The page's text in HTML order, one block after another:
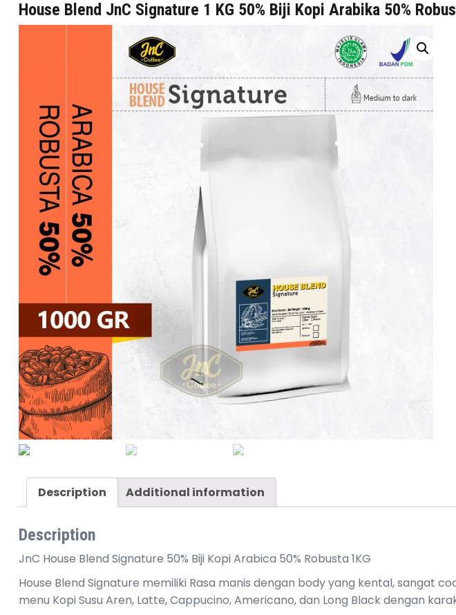
SkipHouse Blend JnC Signature 1 KG 50% Biji Kopi Arabika 50%
Description Additional information
Description
JnC House Blend Signature 50% Biji Kopi Arabica 50% Robusta 1KG
House Blend Signature memiliki Rasa manis dengan body yang kental, sangat
menu Kopi Susu Aren, Latte, Cappucino, Americano, dan Long Black dengan